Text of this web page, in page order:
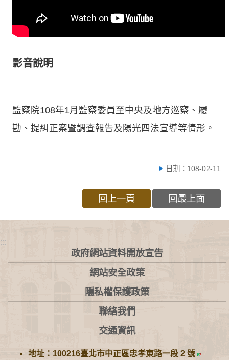
影音說明
監察院108年1月監察委員至中央及地方巡察、履
勘、提糾正案暨調查報告及陽光四法宣導等情形。
日期：108-02-11
回上一頁 回最上面
:::
政府網站資料開放宣告
網站安全政策
隱私權保護政策
聯絡我們
交通資訊
地址：100216臺北市中正區忠孝東路一段 2 號